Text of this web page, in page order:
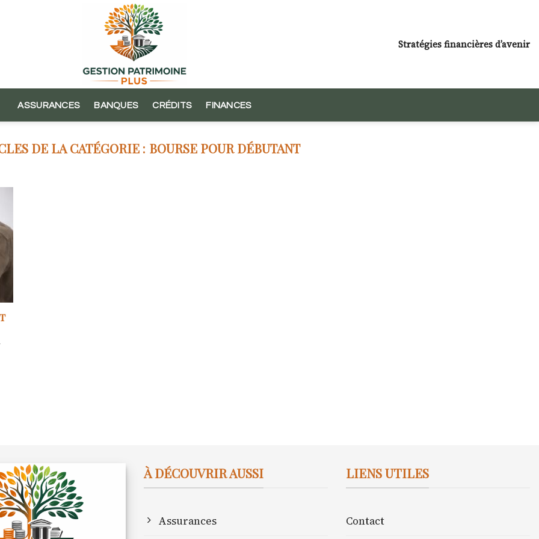
Stratégies financières d’avenir
ASSURANCES BANQUES CRÉDITS FINANCES
BOURSE POUR DÉBUTANT
À DÉCOUVRIR AUSSI
Assurances
LIENS UTILES
Contact